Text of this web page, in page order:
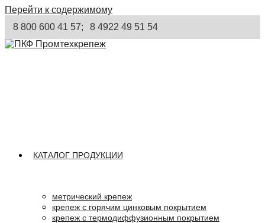
Перейти к содержимому
8 800 600 41 57;
8 4922 49 51 54
КАТАЛОГ ПРОДУКЦИИ
метрический крепеж
крепеж с горячим цинковым покрытием
крепеж с термодиффузионным покрытием